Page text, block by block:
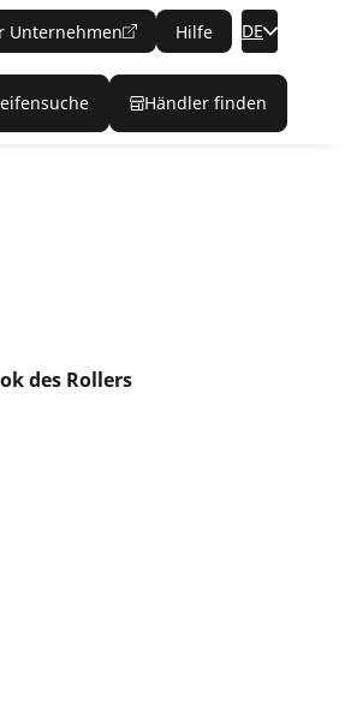
Unternehmen Hilfe DE
Händler finden
des Rollers